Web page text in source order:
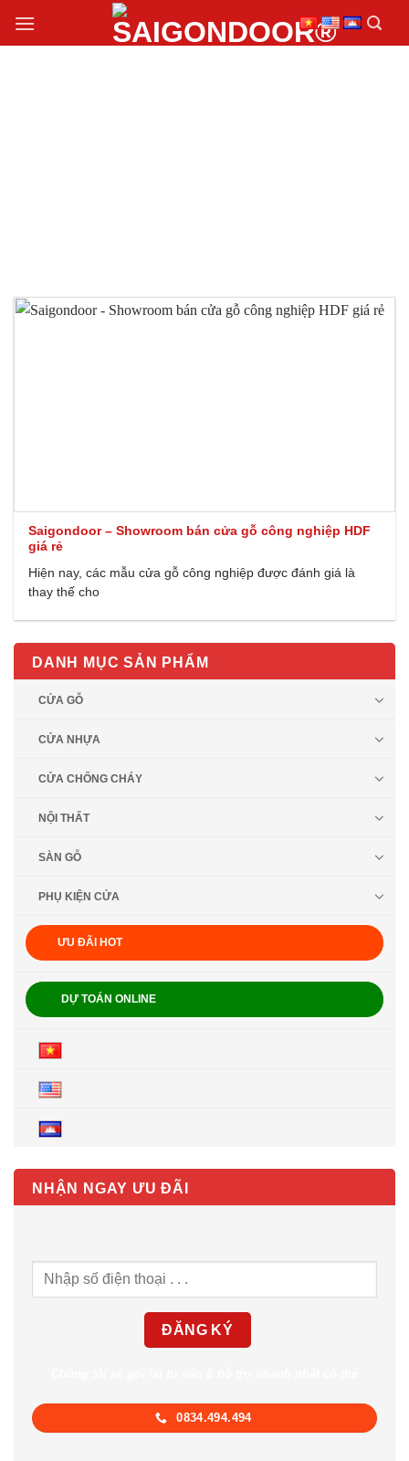
đến
Saigondoor – Showroom bán cửa gỗ công nghiệp HDF
giá rẻ
Hiện nay, các mẫu cửa gỗ công nghiệp được đánh giá là
thay thế cho
DANH MỤC SẢN PHẨM
CỬA GỖ
CỬA NHỰA
CỬA CHỐNG CHÁY
NỘI THẤT
SÀN GỖ
PHỤ KIỆN CỬA
ƯU ĐÃI HOT
DỰ TOÁN ONLINE
NHẬN NGAY ƯU ĐÃI
0834.494.494